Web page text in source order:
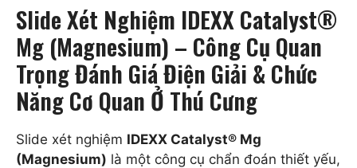
Slide Xét Nghiệm IDEXX Catalyst®
Mg (Magnesium) – Công Cụ Quan
Trọng Đánh Giá Điện Giải & Chức
Năng Cơ Quan Ở Thú Cưng
Slide xét nghiệm IDEXX Catalyst® Mg
(Magnesium) là một công cụ chẩn đoán thiết yếu,